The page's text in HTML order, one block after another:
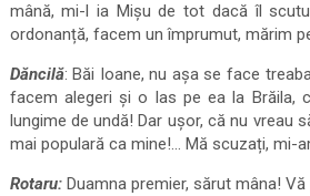
mână, mi-l ia Mișu de tot dacă îl
ordonanță, facem un împrumut, mărim
Dăncilă: Băi Ioane, nu așa se face
facem alegeri și o las pe ea la Brăila,
lungime de undă! Dar ușor, că nu vreau
mai populară ca mine!… Mă scuzați, mi-
Rotaru: Duamna premier, sărut mâna!